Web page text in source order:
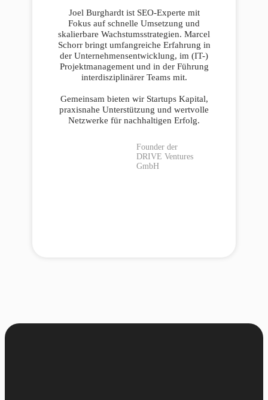
Joel Burghardt ist SEO-Experte mit
Fokus auf schnelle Umsetzung und
skalierbare Wachstumsstrategien. Marcel
Schorr bringt umfangreiche Erfahrung in
der Unternehmensentwicklung, im (IT-)
Projektmanagement und in der Führung
interdisziplinärer Teams mit.
Gemeinsam bieten wir Startups Kapital,
praxisnahe Unterstützung und wertvolle
Netzwerke für nachhaltigen Erfolg.
Founder der
DRIVE Ventures
GmbH